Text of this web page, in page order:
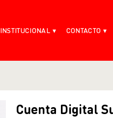
INSTITUCIONAL CONTACTO
Cuenta Digital